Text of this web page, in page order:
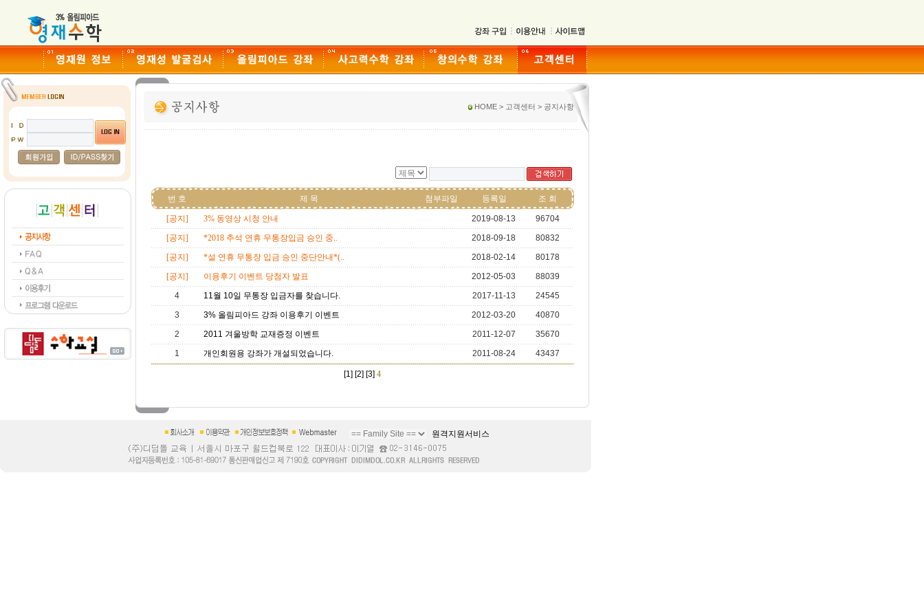
HOME > 고객센터 > 공지사항
번 호 제 목 첨부파일 등록일 조 회
[공지] 3% 동영상 시청 안내 2019-08-13
96704
[공지]
*2018 추석 연휴 무통장입금 승인 중.. 2018-09-18
80832
[공지]
*설 연휴 무통장 입금 승인 중단안내*(.. 2018-02-14
80178
[공지]
이용후기 이벤트 당첨자 발표 2012-05-03
88039
4
11월 10일 무통장 입금자를 찾습니다. 2017-11-13
24545
3
3% 올림피아드 강좌 이용후기 이벤트 2012-03-20
40870
2
2011 겨울방학 교재증정 이벤트 2011-12-07
35670
1
개인회원용 강좌가 개설되었습니다. 2011-08-24 43437
[1] [2] [3] 4
원격지원서비스